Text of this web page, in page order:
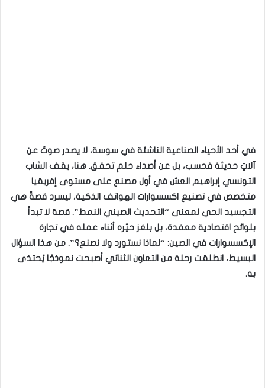
في أحد الأحياء الصناعية الناشئة في سوسة، لا يصدر صوتٌ عن
آلاتٍ حديثة فحسب، بل عن أصداء حلمٍ تحقق. هنا، يقف الشاب
التونسي إبراهيم العش في أول مصنع على مستوى إفريقيا
متخصص في تصنيع اكسسوارات الهواتف الذكية، ليسرد قصةً هي
التجسيد الحي لمعنى “التحديث الصيني النمط”. قصة لا تبدأ
بلوائح اقتصادية معقدة، بل بلغز حيّره أثناء عمله في تجارة
الإكسسوارات في الصين: “لماذا نستورد ولا نصنع؟”. من هذا السؤال
البسيط، انطلقت رحلة من التعاون الثنائي أصبحت نموذجًا يُحتذى
به.